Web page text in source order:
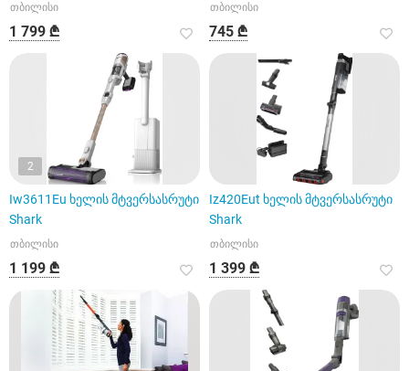
თბილისი
1 799 ₾
თბილისი
745 ₾
2
Iw3611Eu ხელის მტვერსასრუტი
Shark
თბილისი
1 199 ₾
Iz420Eut ხელის მტვერსასრუტი
Shark
თბილისი
1 399 ₾